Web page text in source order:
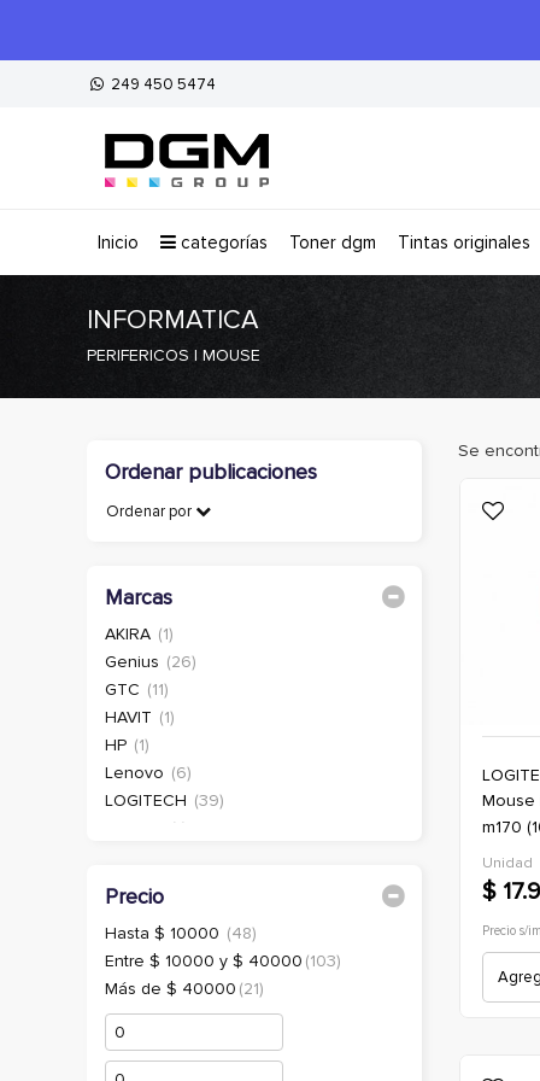
249 450 5474
inicio categorías toner dgm tintas originales
INFORMATICA
PERIFERICOS | MOUSE
Ordenar publicaciones
Ordenar por
Marcas
AKIRA (1)
Genius (26)
GTC (11)
HAVIT (1)
HP (1)
Lenovo (6)
LOGITECH (39)
(1)
Nisuta
Philips(8)
RAPTOR(5)
SEISA(12)
SENTEY
TARGUS(1)
Precio
Hasta $ 10000 (48)
Entre $ 10000 y $ 40000 (103)
Más de $ 40000 (21)
Se
mouse inalambrico (usb-n) logitech
m170
(oficina)
Unidad
$
Precio s/